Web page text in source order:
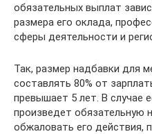
обязательных выплат
размера его оклада,
сферы деятельности и
Так, размер надбавки для
составлять 80% от
превышает 5 лет. В случае
произведет обязательную
обжаловать его действия,